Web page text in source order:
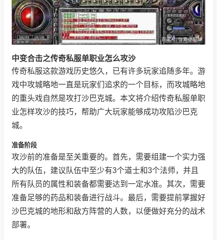
中变合击之传奇私服单职业怎么攻沙
传奇私服这款游戏历史悠久，已有许多玩家追随多年。游
戏中攻城略地一直是玩家们追求的一个目标，而攻城略地
的重头戏自然是攻打沙巴克城。本文将介绍传奇私服单职
业怎样攻沙的技巧，帮助广大玩家能够成功攻陷沙巴克
城。
准备阶段
攻沙前的准备是至关重要的。首先，需要组建一个实力强
大的队伍，建议队伍中至少有3个道士和3个法师，并且
所有队员的属性和装备都需要达到一定水准。其次，需要
准备足够的药品和装备进行战斗。最后，需要提前掌握好
沙巴克城的地形和敌方阵营的人数，以便做好充分的战术
部署。